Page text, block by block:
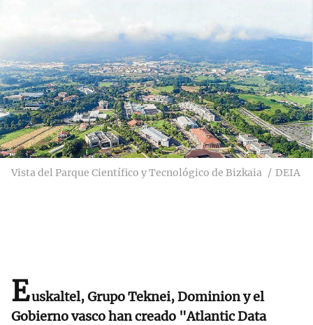
Vista del Parque Científico y Tecnológico de Bizkaia DEIA
Euskaltel, Grupo Teknei, Dominion y el
Gobierno vasco han creado "Atlantic Data